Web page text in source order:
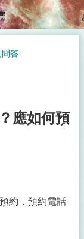
問答
應如何預
約，預約電話